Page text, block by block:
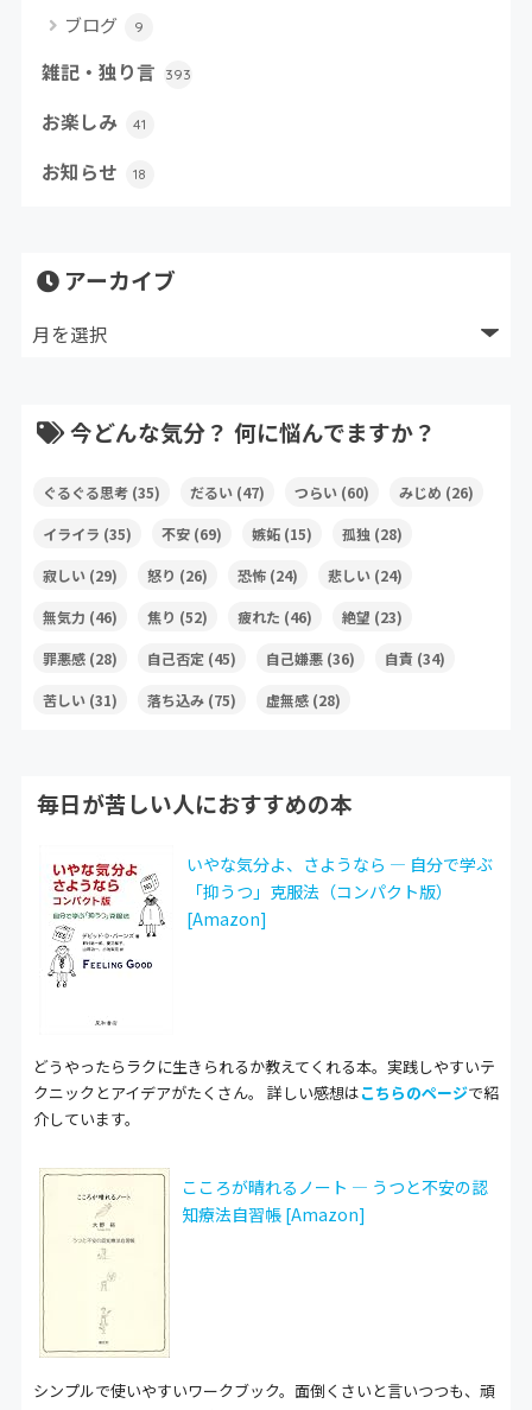
ブログ 9
雑記・独り言 393
お楽しみ 41
お知らせ 18
アーカイブ
今どんな気分？ 何に悩んでますか？
ぐるぐる思考(35) だるい(47) つらい(60) みじめ (26)
イライラ (35) 不安(69) 嫉妬(15) 孤独 (28)
寂しい(29) 怒り (26) 恐怖(24) 悲しい(24)
無気力 (46) 焦り (52) 疲れた (46) 絶望 (23)
罪悪感(28) 自己否定 (45) 自己嫌悪(36) 自責 (34)
苦しい(31) 落ち込み(75) 虚無感(28)
毎日が苦しい人におすすめの本
いやな気分よ、さようなら ― 自分で学ぶ
「抑うつ」克服法（コンパクト版）
[Amazon]
どうやったらラクに生きられるか教えてくれる本。実践しやすいテ
クニックとアイデアがたくさん。 詳しい感想はこちらのページで紹
介しています。
こころが晴れるノート ― うつと不安の認
知療法自習帳 [Amazon]
シンプルで使いやすいワークブック。面倒くさいと言いつつも、頑